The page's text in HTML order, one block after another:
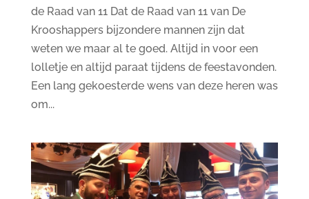
de Raad van 11 Dat de Raad van 11 van De
Krooshappers bijzondere mannen zijn dat
weten we maar al te goed. Altijd in voor een
lolletje en altijd paraat tijdens de feestavonden.
Een lang gekoesterde wens van deze heren was
om...